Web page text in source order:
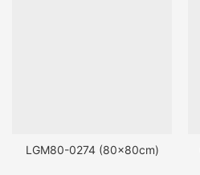
LGM80-0274 (80x80cm)